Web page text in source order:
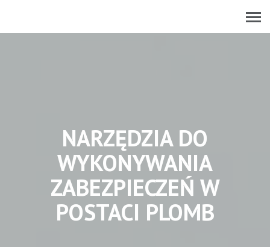
NARZĘDZIA DO
WYKONYWANIA
ZABEZPIECZEŃ W
POSTACI PLOMB